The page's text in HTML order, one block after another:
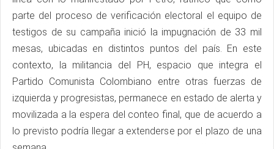
parte del proceso de verificación electoral el equipo de
testigos de su campaña inició la impugnación de 33 mil
mesas, ubicadas en distintos puntos del país. En este
contexto, la militancia del PH, espacio que integra el
Partido Comunista Colombiano entre otras fuerzas de
izquierda y progresistas, permanece en estado de alerta y
movilizada a la espera del conteo final, que de acuerdo a
lo previsto podría llegar a extenderse por el plazo de una